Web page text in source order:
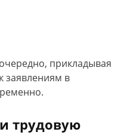
прикладывая
заявлениям в
трудовую